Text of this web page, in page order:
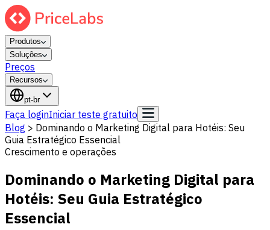
Produtos
Soluções
Preços
Recursos
pt-br
Faça loginIniciar teste gratuito
Blog > Dominando o Marketing Digital para Hotéis: Seu
Guia Estratégico Essencial
Crescimento e operações
Dominando o Marketing Digital para
Hotéis: Seu Guia Estratégico
Essencial